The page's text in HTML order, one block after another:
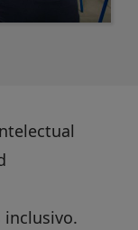
inclusivo.